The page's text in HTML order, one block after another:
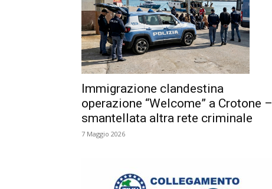
Immigrazione clandestina
operazione “Welcome” a Crotone –
smantellata altra rete criminale
7 Maggio 2026